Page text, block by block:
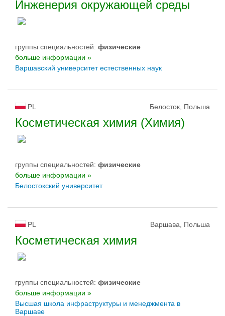
Инженерия окружающей среды
группы специальностей: физическиe
больше информации »
Варшавский университет естественных наук
PL Белосток, Польша
Косметическая химия (Химия)
группы специальностей: физическиe
больше информации »
Белостокский университет
PL Варшава, Польша
Косметическая химия
группы специальностей: физическиe
больше информации »
Высшая школа инфраструктуры и менеджмента в
Варшаве